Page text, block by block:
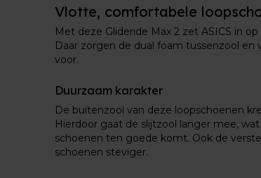
Vlotte, comfortabele
Met deze Glideride Max 2 zet ASICS in
Daar zorgen de dual foam tussenzool
voor.
Duurzaam karakter
De buitenzool van deze loopschoenen
Hierdoor gaat de slijtzool langer mee,
schoenen ten goede komt. Ook de
schoenen steviger.